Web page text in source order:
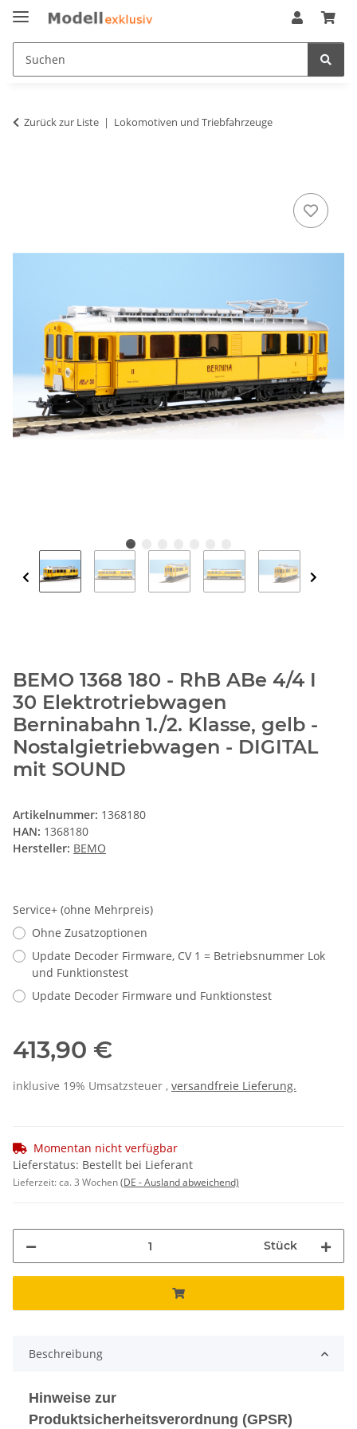
Zurück zur Liste Lokomotiven und Triebfahrzeuge
BEMO 1368 180 - RhB ABe 4/4 I
30 Elektrotriebwagen
Berninabahn 1./2. Klasse, gelb -
Nostalgietriebwagen - DIGITAL
mit SOUND
Artikelnummer: 1368180
HAN: 1368180
Hersteller: BEMO
Service+ (ohne Mehrpreis)
Ohne Zusatzoptionen
Update Decoder Firmware, CV 1 = Betriebsnummer Lok
und Funktionstest
Update Decoder Firmware und Funktionstest
413,90 €
inklusive 19% Umsatzsteuer , versandfreie Lieferung.
Momentan nicht verfügbar
Lieferstatus: Bestellt bei Lieferant
Lieferzeit:ca. 3 Wochen(DE - Ausland abweichend)
Stück
Beschreibung
Hinweise zur
Produktsicherheitsverordnung (GPSR)